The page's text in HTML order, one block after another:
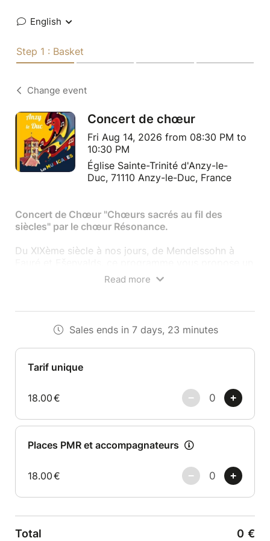
English
Step 1 : Basket
Change event
Concert de chœur
Fri Aug 14, 2026 from 08:30 PM to
10:30 PM
Église Sainte-Trinité d'Anzy-le-
Duc, 71110 Anzy-le-Duc, France
Concert de Chœur "Chœurs sacrés au fil des
siècles" par le chœur Résonance.
Du XIXème siècle à nos jours, de Mendelssohn à
aperçu de l’évolution de l’écriture chorale sacrée a
hors du temps, sculpté par les voix du fantastique
chœur allemand « Résonance ».…
Places numérotées
Read more
Sales ends in 7 days, 23 minutes
Tarif unique
18.00€
Places PMR et accompagnateurs
18.00€
Total 0 €